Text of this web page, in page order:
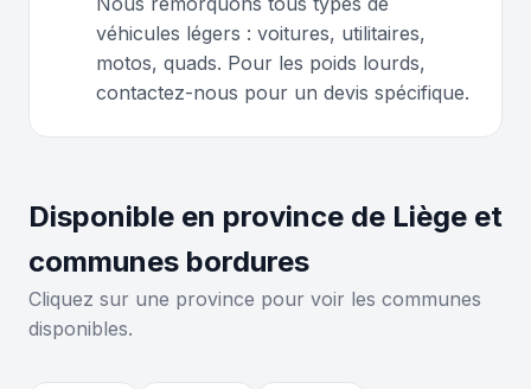
véhicules légers : voitures, utilitaires,
motos, quads. Pour les poids lourds,
contactez-nous pour un devis spécifique.
Disponible en province de Liège et
communes bordures
Cliquez sur une province pour voir les communes
disponibles.